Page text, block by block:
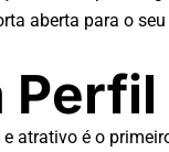
aberta para o
atrativo é o